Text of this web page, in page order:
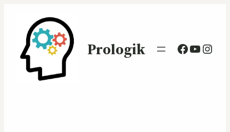
Prologik Facebook